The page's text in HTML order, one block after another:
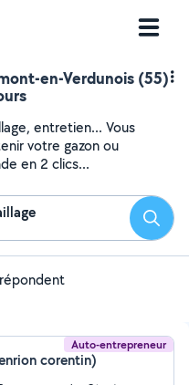
en-Verdunois (55)
entretien... Vous
votre gazon ou
en 2 clics...
Auto-entrepreneur
corentin)